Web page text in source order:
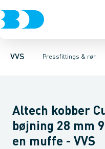
VVS Pressfittings & rør
Rør & fittings
Nirosan RustfritNirosan
Hårde kobberrørBøjninger
Altech kobber
bøjning 28 mm
en muffe - VVS